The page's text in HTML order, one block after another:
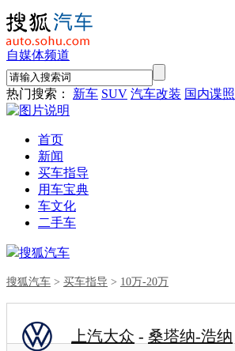
自媒体频道
热门搜索： 新车 SUV 汽车改装 国内谍照
首页
新闻
买车指导
用车宝典
车文化
二手车
搜狐汽车
搜狐汽车 > 买车指导 > 10万-20万
上汽大众 - 桑塔纳-浩纳